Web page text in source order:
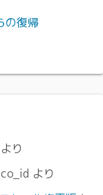
の復帰
より
より